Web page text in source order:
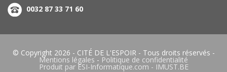
0032 87 33 71 60
© Copyright 2026 - CITÉ DE L'ESPOIR- Tous droits réservés -
Mentions légales - Politique de confidentialité
Produit par ESI-Informatique.com - IMUST.BE